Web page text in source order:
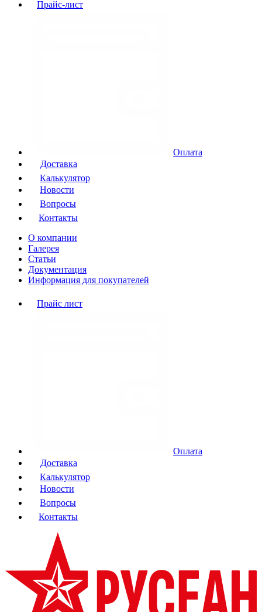
Прайс-лист
Оплата
Доставка
Калькулятор
Новости
Вопросы
Контакты
О компании
Галерея
Статьи
Документация
Информация для покупателей
Прайс лист
Оплата
Доставка
Калькулятор
Новости
Вопросы
Контакты